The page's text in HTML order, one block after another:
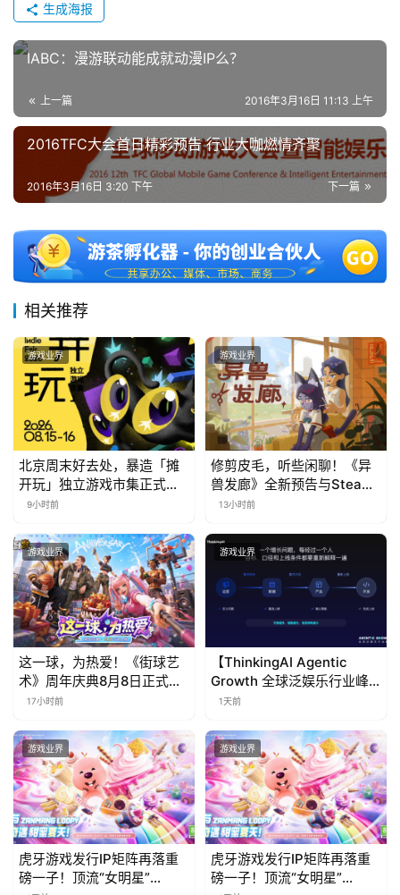
生成海报
IABC：漫游联动能成就动漫IP么？
上一篇 2016年3月16日 11:13 上午
2016TFC大会首日精彩预告 行业大咖燃情齐聚
下一篇
2016年3月16日 3:20 下午
相关推荐
游戏业界
北京周末好去处，暴造「摊
开玩」独立游戏市集正式开
票！
9小时前
游戏业界
修剪皮毛，听些闲聊！《异
兽发廊》全新预告与Steam
免费试玩公开
13小时前
游戏业界
这一球，为热爱！《街球艺
术》周年庆典8月8日正式上
线，多重福利与全新内容同
17小时前
游戏业界
【ThinkingAI Agentic
Growth 全球泛娱乐行业峰
会】Agent 时代，人到底负
1天前
游戏业界
虎牙游戏发行IP矩阵再落重
磅一子！顶流“女明星”
游戏业界
虎牙游戏发行IP矩阵再落重
磅一子！顶流“女明星”